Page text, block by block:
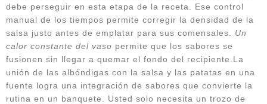
debe perseguir en esta etapa de la receta. Ese control
manual de los tiempos permite corregir la densidad de la
salsa justo antes de emplatar para sus comensales. Un
calor constante del vaso permite que los sabores se
fusionen sin llegar a quemar el fondo del recipiente.La
unión de las albóndigas con la salsa y las patatas en una
fuente logra una integración de sabores que convierte la
rutina en un banquete. Usted solo necesita un trozo de